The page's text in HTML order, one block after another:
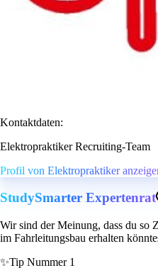
Kontaktdaten:
Elektropraktiker Recruiting-Team
Profil von Elektropraktiker
StudySmarter Expertenrat
Wir sind der Meinung, dass du so
im Fahrleitungsbau erhalten
✨Tip Nummer 1